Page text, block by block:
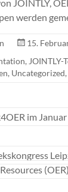
JOINTLY,
werden
15.
, JOINTLY-
, Uncategorized,
im Januar